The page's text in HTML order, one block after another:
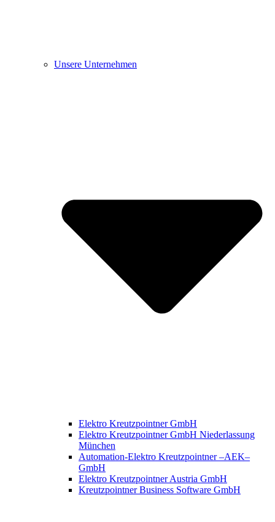
Unsere Unternehmen
Elektro Kreutzpointner GmbH
Elektro Kreutzpointner GmbH Niederlassung
München
Automation-Elektro Kreutzpointner –AEK–
GmbH
Elektro Kreutzpointner Austria GmbH
Kreutzpointner Business Software GmbH